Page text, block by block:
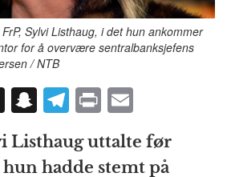
Sylvi Listhaug, i det hun ankommer
for å overvære sentralbanksjefens
/ NTB
X S
n
a
T
e
P
ri
n
m
ai
Listhaug uttalte før
hun hadde stemt på